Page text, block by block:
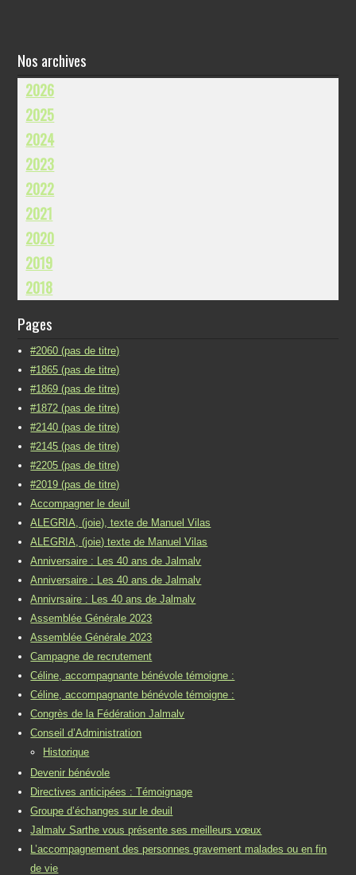
Nos archives
2026
2025
2024
2023
2022
2021
2020
2019
2018
Pages
#2060 (pas de titre)
#1865 (pas de titre)
#1869 (pas de titre)
#1872 (pas de titre)
#2140 (pas de titre)
#2145 (pas de titre)
#2205 (pas de titre)
#2019 (pas de titre)
Accompagner le deuil
ALEGRIA, (joie), texte de Manuel Vilas
ALEGRIA, (joie) texte de Manuel Vilas
Anniversaire : Les 40 ans de Jalmalv
Anniversaire : Les 40 ans de Jalmalv
Annivrsaire : Les 40 ans de Jalmalv
Assemblée Générale 2023
Assemblée Générale 2023
Campagne de recrutement
Céline, accompagnante bénévole témoigne :
Céline, accompagnante bénévole témoigne :
Congrès de la Fédération Jalmalv
Conseil d’Administration
Historique
Devenir bénévole
Directives anticipées : Témoignage
Groupe d’échanges sur le deuil
Jalmalv Sarthe vous présente ses meilleurs vœux
L’accompagnement des personnes gravement malades ou en fin
de vie